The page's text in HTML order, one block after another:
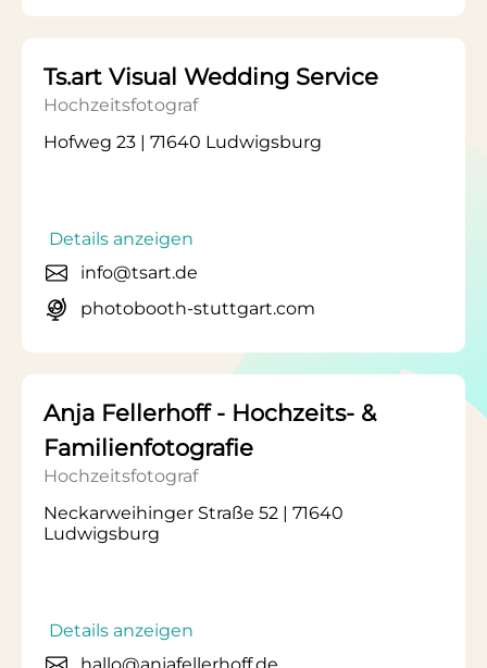
Ts.art Visual Wedding Service
Hochzeitsfotograf
Hofweg 23 | 71640 Ludwigsburg
Details anzeigen
info@tsart.de
photobooth-stuttgart.com
Anja Fellerhoff - Hochzeits- &
Familienfotografie
Hochzeitsfotograf
Neckarweihinger Straße 52 | 71640
Ludwigsburg
Details anzeigen